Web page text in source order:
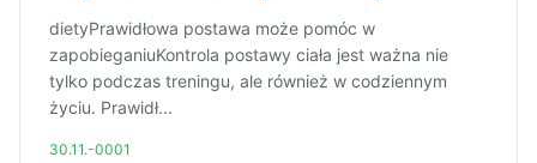
dietyPrawidłowa postawa może pomóc w
zapobieganiuKontrola postawy ciała jest ważna nie
tylko podczas treningu, ale również w codziennym
życiu. Prawidł...
30.11.-0001